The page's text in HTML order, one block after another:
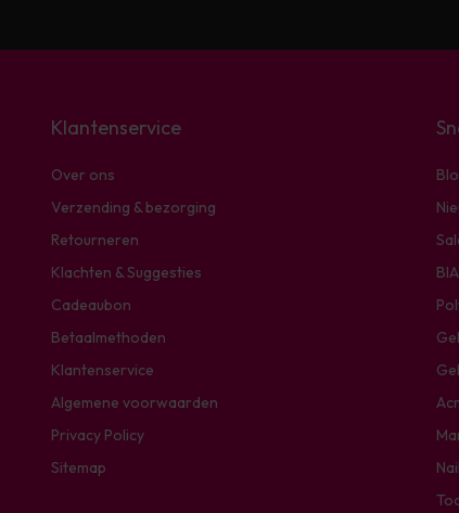
Klantenservice
Over ons
Verzending & bezorging
Retourneren
Klachten & Suggesties
Cadeaubon
Betaalmethoden
Klantenservice
Algemene voorwaarden
Privacy Policy
Sitemap
Gel